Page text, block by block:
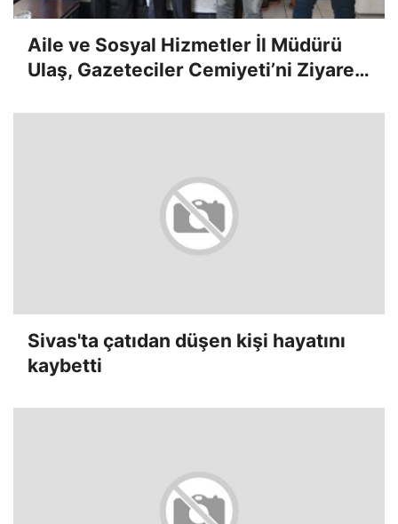
Aile ve Sosyal Hizmetler İl Müdürü
Ulaş, Gazeteciler Cemiyeti’ni Ziyaret
Sivas'ta çatıdan düşen kişi hayatını
kaybetti